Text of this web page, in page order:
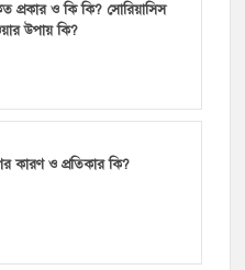
প্রকার ও কি কি? সোরিয়াসিস
উপায় কি?
কারণ ও প্রতিকার কি?